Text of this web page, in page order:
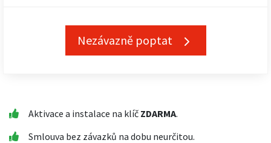
Nezávazně poptat
Aktivace a instalace na klíč ZDARMA.
Smlouva bez závazků na dobu neurčitou.